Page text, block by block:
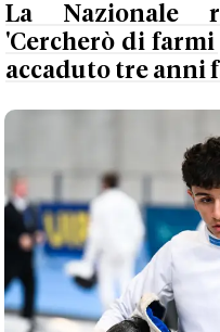
La Nazionale
'Cercherò di
accaduto tre anni